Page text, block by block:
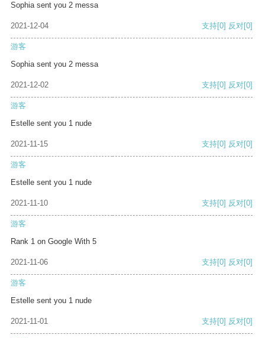
Sophia sent you 2 messa
2021-12-04 支持[0] 反对[0]
游客
Sophia sent you 2 messa
2021-12-02 支持[0] 反对[0]
游客
Estelle sent you 1 nude
2021-11-15 支持[0] 反对[0]
游客
Estelle sent you 1 nude
2021-11-10 支持[0] 反对[0]
游客
Rank 1 on Google With 5
2021-11-06 支持[0] 反对[0]
游客
Estelle sent you 1 nude
2021-11-01 支持[0] 反对[0]